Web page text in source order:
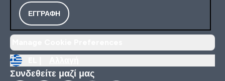
ΕΓΓΡΑΦΉ
Συνδεθείτε μαζί μας